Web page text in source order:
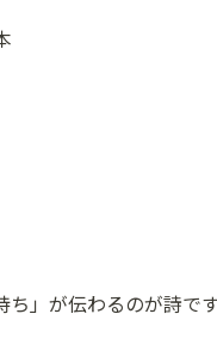
」が伝わるのが詩です